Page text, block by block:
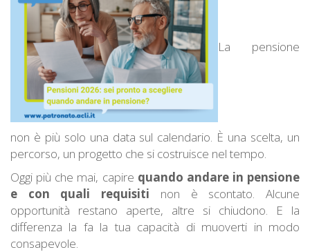
La pensione
non è più solo una data sul calendario. È una scelta, un
percorso, un progetto che si costruisce nel tempo.
Oggi più che mai, capire quando andare in pensione
e con quali requisiti non è scontato. Alcune
opportunità restano aperte, altre si chiudono. E la
differenza la fa la tua capacità di muoverti in modo
consapevole.